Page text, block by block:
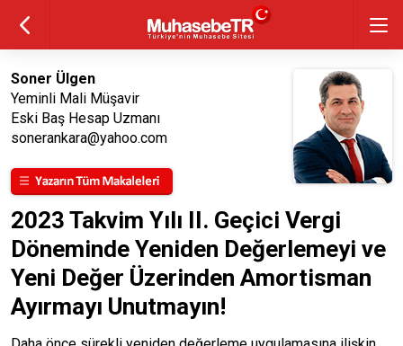
Soner Ülgen
Yeminli Mali Müşavir
Eski Baş Hesap Uzmanı
sonerankara@yahoo.com
2023 Takvim Yılı II. Geçici Vergi
Döneminde Yeniden Değerlemeyi ve
Yeni Değer Üzerinden Amortisman
Ayırmayı Unutmayın!